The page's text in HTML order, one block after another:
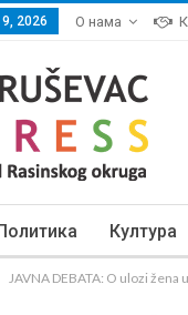
2026 О нама
Култура
JAVNA DEBATA: O ulozi